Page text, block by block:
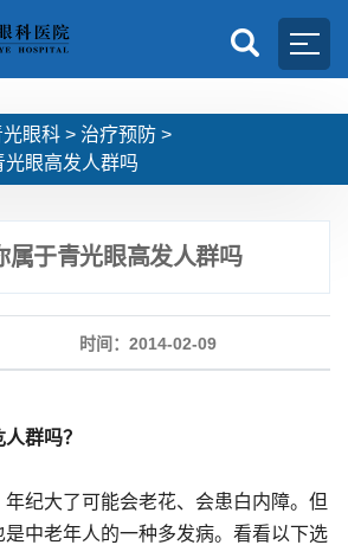
光眼科 > 治疗预防 >
眼高发人群吗
属于青光眼高发人群吗
时间：2014-02-09
群吗？
大了可能会老花、会患白内障。但
中老年人的一种多发病。看看以下选